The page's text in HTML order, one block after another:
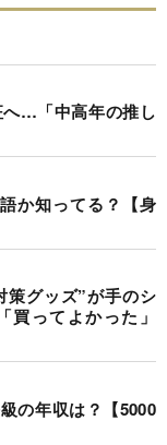
…「中高年の推し
か知ってる？【身
策グッズ”が手のシ
買ってよかった」
の年収は？【5000